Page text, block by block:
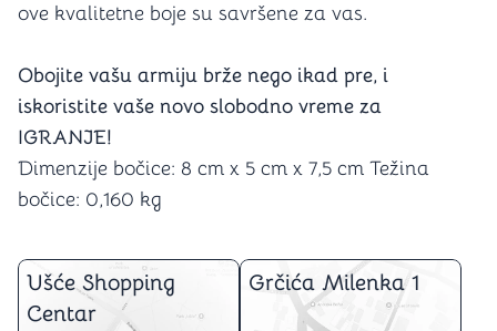
ove kvalitetne boje su savršene za vas.
Obojite vašu armiju brže nego ikad pre, i
iskoristite vaše novo slobodno vreme za
IGRANJE!
Dimenzije bočice: 8 cm x 5 cm x 7,5 cm Težina
bočice: 0,160 kg
Ušće Shopping
Centar
Grčića Milenka 1